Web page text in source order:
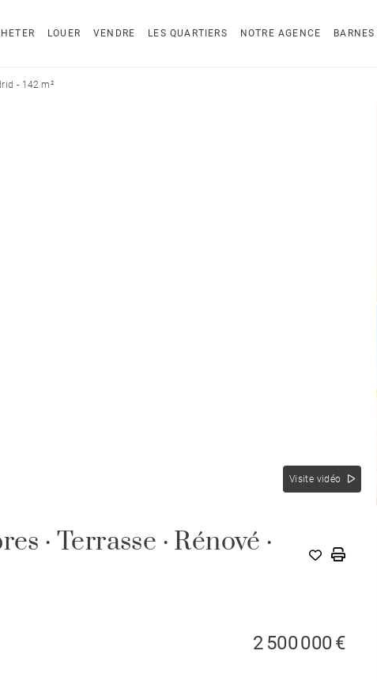
LOUER VENDRE LES QUARTIERS NOTRE AGENCE BARNES
- 142 m²
Visite vidéo
· Terrasse · Rénové ·
2 500 000 €